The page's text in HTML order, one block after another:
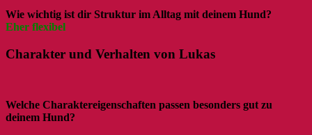
Wie wichtig ist dir Struktur im Alltag mit deinem Hund?
Eher flexibel
Charakter und Verhalten von Lukas
Welche Charaktereigenschaften passen besonders gut zu
deinem Hund?